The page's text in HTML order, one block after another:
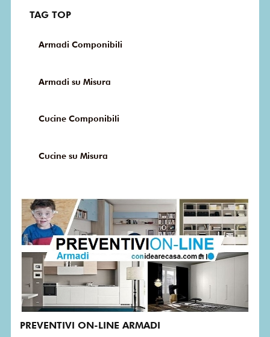
TAG TOP
Armadi Componibili
Armadi su Misura
Cucine Componibili
Cucine su Misura
PREVENTIVI ON-LINE ARMADI